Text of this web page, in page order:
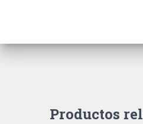
Productos